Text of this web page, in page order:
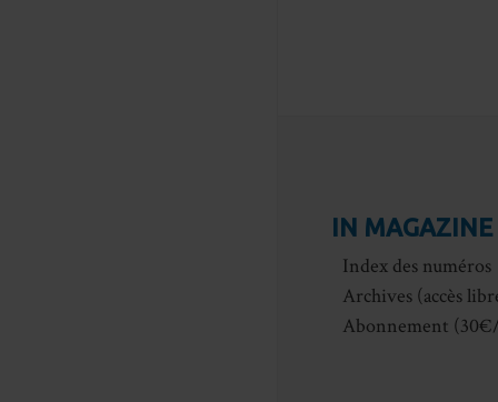
IN MAGAZINE
Index des numéros
Archives (accès
Abonnement